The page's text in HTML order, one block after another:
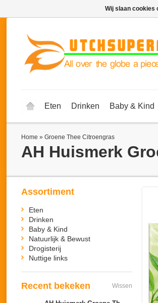
Eten Drinken Baby & Kind
Home » Groene Thee Citroengras
AH Huismerk
Assortiment
Eten
Drinken
Baby & Kind
Natuurlijk & Bewust
Drogisterij
Nuttige links
Recent bekeken Wissen
Wij slaan cookies